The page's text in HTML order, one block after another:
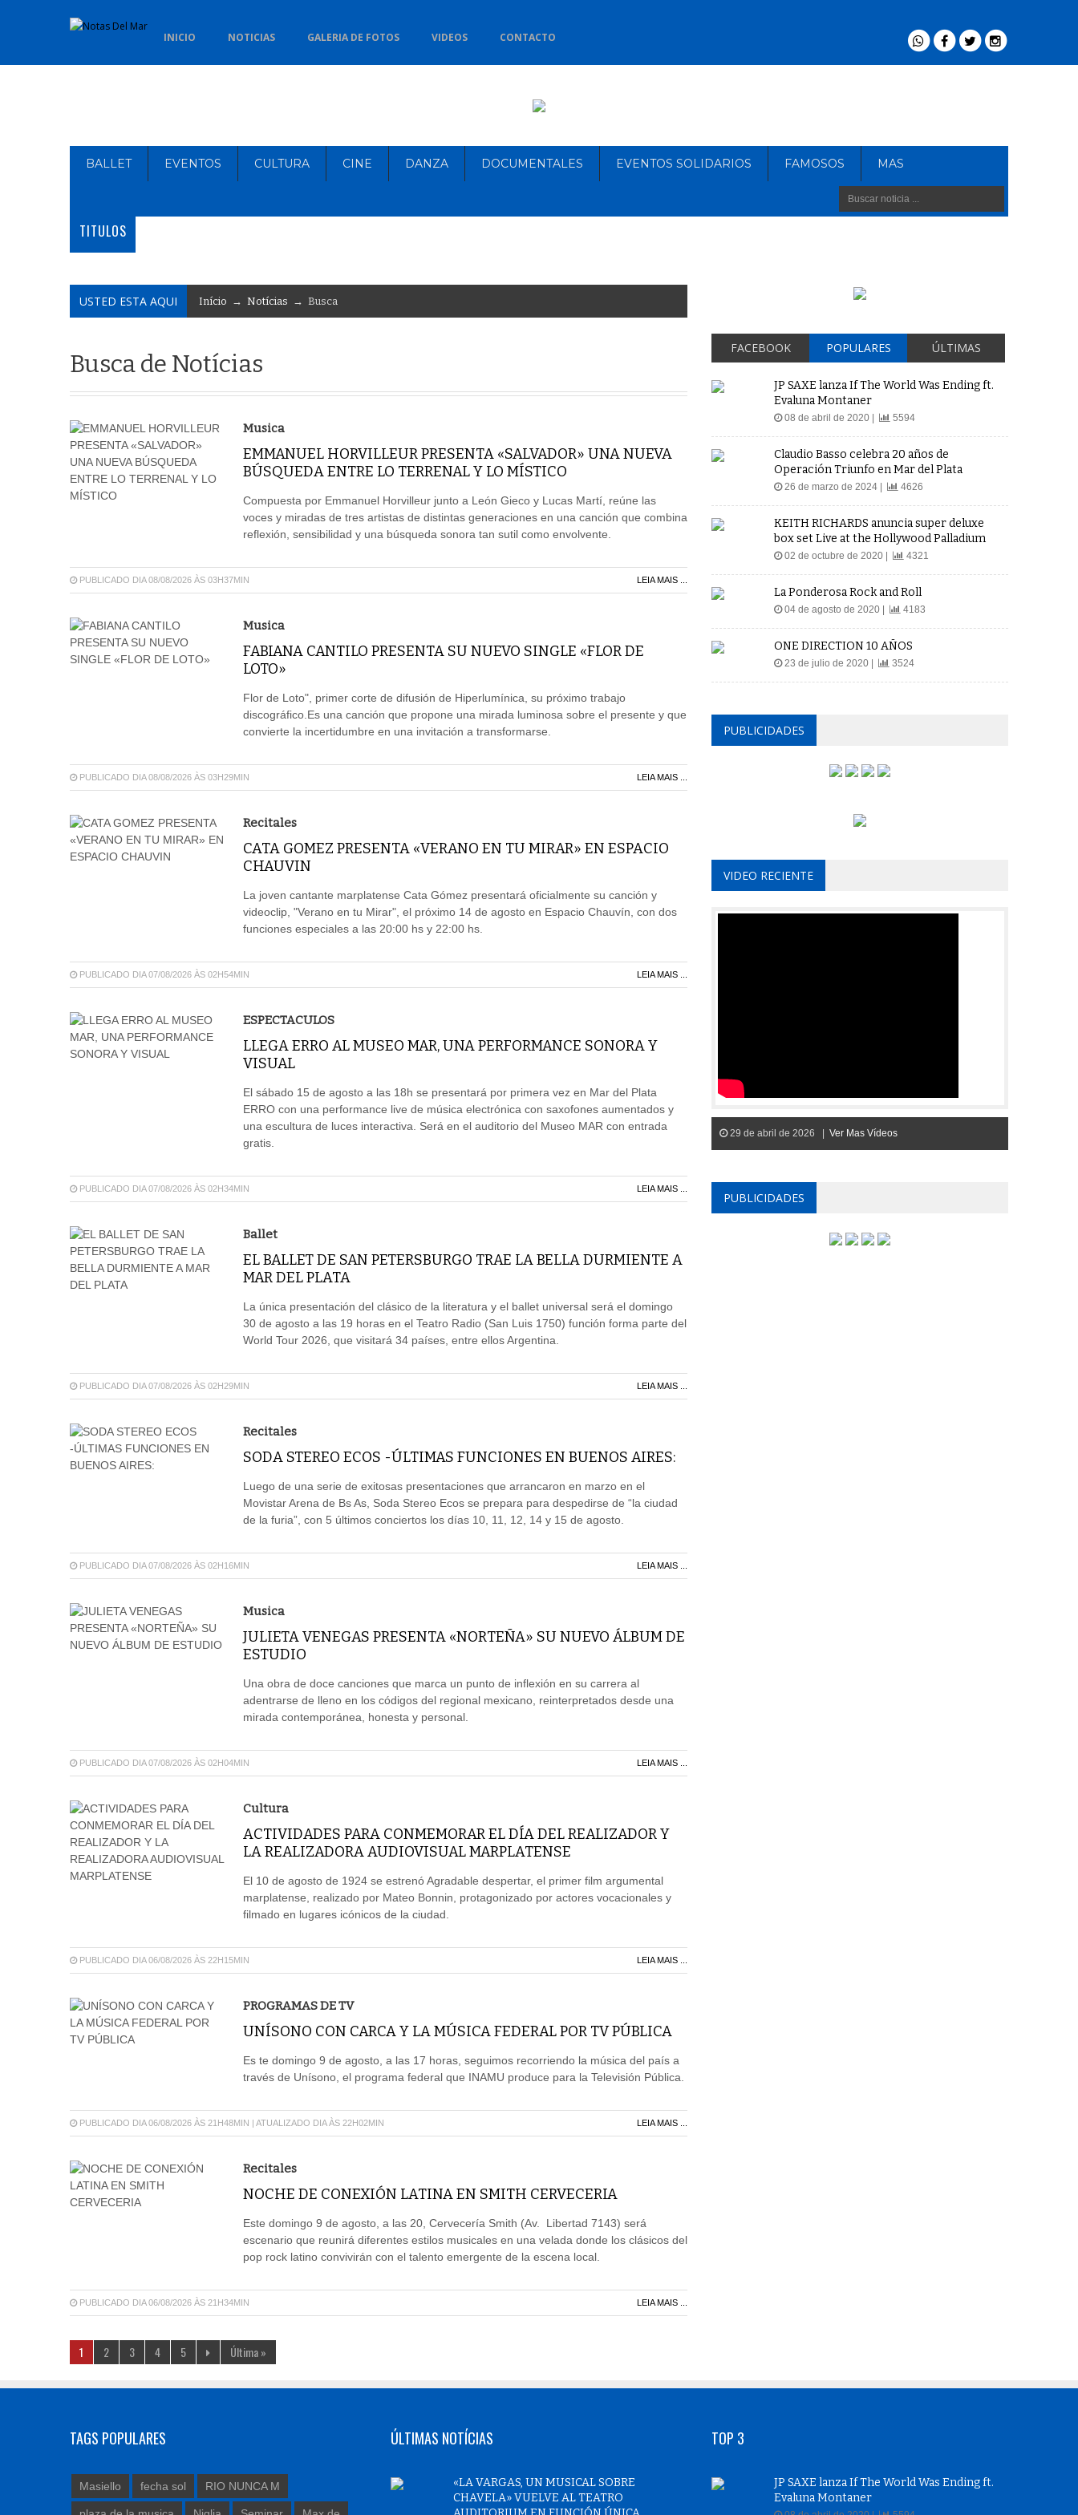
INICIO NOTICIAS GALERIA DE FOTOS VIDEOS CONTACTO
BALLET EVENTOS CULTURA CINE DANZA DOCUMENTALES EVENTOS SOLIDARIOS FAMOSOS MAS
TITULOS
USTED ESTA AQUI Início → Notícias → Busca
Busca de Notícias
Musica
EMMANUEL HORVILLEUR PRESENTA «SALVADOR» UNA NUEVA
BÚSQUEDA ENTRE LO TERRENAL Y LO MÍSTICO
Compuesta por Emmanuel Horvilleur junto a León Gieco y Lucas Martí, reúne las
voces y miradas de tres artistas de distintas generaciones en una canción que combina
reflexión, sensibilidad y una búsqueda sonora tan sutil como envolvente.
PUBLICADO DIA 08/08/2026 ÀS 03H37MIN LEIA MAIS ...
Musica
FABIANA CANTILO PRESENTA SU NUEVO SINGLE «FLOR DE
LOTO»
Flor de Loto", primer corte de difusión de Hiperlumínica, su próximo trabajo
discográfico.Es una canción que propone una mirada luminosa sobre el presente y que
convierte la incertidumbre en una invitación a transformarse.
PUBLICADO DIA 08/08/2026 ÀS 03H29MIN LEIA MAIS ...
Recitales
CATA GOMEZ PRESENTA «VERANO EN TU MIRAR» EN ESPACIO
CHAUVIN
La joven cantante marplatense Cata Gómez presentará oficialmente su canción y
videoclip, "Verano en tu Mirar", el próximo 14 de agosto en Espacio Chauvín, con dos
funciones especiales a las 20:00 hs y 22:00 hs.
PUBLICADO DIA 07/08/2026 ÀS 02H54MIN LEIA MAIS ...
ESPECTACULOS
LLEGA ERRO AL MUSEO MAR, UNA PERFORMANCE SONORA Y
VISUAL
El sábado 15 de agosto a las 18h se presentará por primera vez en Mar del Plata
ERRO con una performance live de música electrónica con saxofones aumentados y
una escultura de luces interactiva. Será en el auditorio del Museo MAR con entrada
gratis.
PUBLICADO DIA 07/08/2026 ÀS 02H34MIN LEIA MAIS ...
Ballet
EL BALLET DE SAN PETERSBURGO TRAE LA BELLA DURMIENTE A
MAR DEL PLATA
La única presentación del clásico de la literatura y el ballet universal será el domingo
30 de agosto a las 19 horas en el Teatro Radio (San Luis 1750) función forma parte del
World Tour 2026, que visitará 34 países, entre ellos Argentina.
PUBLICADO DIA 07/08/2026 ÀS 02H29MIN LEIA MAIS ...
Recitales
SODA STEREO ECOS -ÚLTIMAS FUNCIONES EN BUENOS AIRES:
Luego de una serie de exitosas presentaciones que arrancaron en marzo en el
Movistar Arena de Bs As, Soda Stereo Ecos se prepara para despedirse de “la ciudad
de la furia”, con 5 últimos conciertos los días 10, 11, 12, 14 y 15 de agosto.
PUBLICADO DIA 07/08/2026 ÀS 02H16MIN LEIA MAIS ...
Musica
JULIETA VENEGAS PRESENTA «NORTEÑA» SU NUEVO ÁLBUM DE
ESTUDIO
Una obra de doce canciones que marca un punto de inflexión en su carrera al
adentrarse de lleno en los códigos del regional mexicano, reinterpretados desde una
mirada contemporánea, honesta y personal.
PUBLICADO DIA 07/08/2026 ÀS 02H04MIN LEIA MAIS ...
Cultura
ACTIVIDADES PARA CONMEMORAR EL DÍA DEL REALIZADOR Y
LA REALIZADORA AUDIOVISUAL MARPLATENSE
El 10 de agosto de 1924 se estrenó Agradable despertar, el primer film argumental
marplatense, realizado por Mateo Bonnin, protagonizado por actores vocacionales y
filmado en lugares icónicos de la ciudad.
PUBLICADO DIA 06/08/2026 ÀS 22H15MIN LEIA MAIS ...
PROGRAMAS DE TV
UNÍSONO CON CARCA Y LA MÚSICA FEDERAL POR TV PÚBLICA
Es te domingo 9 de agosto, a las 17 horas, seguimos recorriendo la música del país a
través de Unísono, el programa federal que INAMU produce para la Televisión Pública.
PUBLICADO DIA 06/08/2026 ÀS 21H48MIN | ATUALIZADO DIA ÀS 22H02MIN LEIA MAIS ...
Recitales
NOCHE DE CONEXIÓN LATINA EN SMITH CERVECERIA
Este domingo 9 de agosto, a las 20, Cervecería Smith (Av. Libertad 7143) será
escenario que reunirá diferentes estilos musicales en una velada donde los clásicos del
pop rock latino convivirán con el talento emergente de la escena local.
PUBLICADO DIA 06/08/2026 ÀS 21H34MIN LEIA MAIS ...
1 2 3 4 5 Última »
FACEBOOK POPULARES ÚLTIMAS
JP SAXE lanza If The World Was Ending ft.
Evaluna Montaner
08 de abril de 2020 | 5594
Claudio Basso celebra 20 años de
Operación Triunfo en Mar del Plata
26 de marzo de 2024 | 4626
KEITH RICHARDS anuncia super deluxe
box set Live at the Hollywood Palladium
02 de octubre de 2020 | 4321
La Ponderosa Rock and Roll
04 de agosto de 2020 | 4183
ONE DIRECTION 10 AÑOS
23 de julio de 2020 | 3524
PUBLICIDADES
VIDEO RECIENTE
29 de abril de 2026 | Ver Mas Vídeos
PUBLICIDADES
TAGS POPULARES
Masiello fecha sol RIO NUNCA M
ÚLTIMAS NOTÍCIAS
«LA VARGAS, UN MUSICAL SOBRE
CHAVELA» VUELVE AL TEATRO
TOP 3
JP SAXE lanza If The World Was Ending ft.
Evaluna Montaner